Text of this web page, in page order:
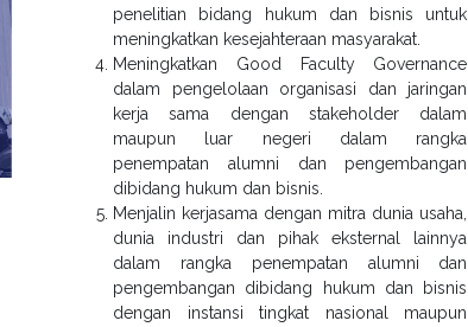
penelitian bidang hukum dan bisnis untuk
meningkatkan kesejahteraan masyarakat.
Meningkatkan Good Faculty Governance
dalam pengelolaan organisasi dan jaringan
kerja sama dengan stakeholder dalam
maupun luar negeri dalam rangka
penempatan alumni dan pengembangan
dibidang hukum dan bisnis.
Menjalin kerjasama dengan mitra dunia usaha,
dunia industri dan pihak eksternal lainnya
dalam rangka penempatan alumni dan
pengembangan dibidang hukum dan bisnis
dengan instansi tingkat nasional maupun